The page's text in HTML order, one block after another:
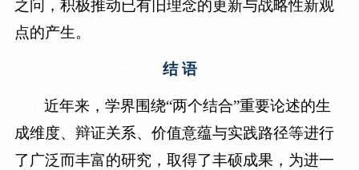
之问，积极推动已有旧理念的更新与战略性新观
点的产生。
结 语
近年来，学界围绕“两个结合”重要论述的生
成维度、辩证关系、价值意蕴与实践路径等进行
了广泛而丰富的研究，取得了丰硕成果，为进一